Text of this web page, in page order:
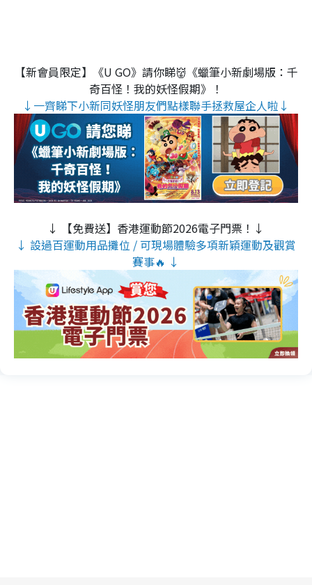
【新會員限定】《U GO》請你睇👹《蠟筆小新劇場版：千
奇百怪！我的妖怪假期》！
↓一齊睇下小新同妖怪朋友們點樣聯手拯救屋企人啦↓
↓ 【免費送】香港運動節2026電子門票！↓
↓ 設過百運動用品攤位 / 可現場體驗多項新穎運動及觀賞
賽事🔥 ↓